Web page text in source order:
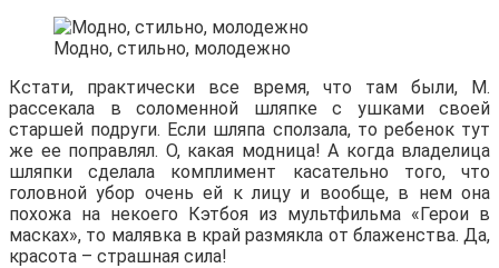
Модно, стильно, молодежно
Кстати, практически все время, что там были, М.
рассекала в соломенной шляпке с ушками своей
старшей подруги. Если шляпа сползала, то ребенок тут
же ее поправлял. О, какая модница! А когда владелица
шляпки сделала комплимент касательно того, что
головной убор очень ей к лицу и вообще, в нем она
похожа на некоего Кэтбоя из мультфильма «Герои в
масках», то малявка в край размякла от блаженства. Да,
красота – страшная сила!